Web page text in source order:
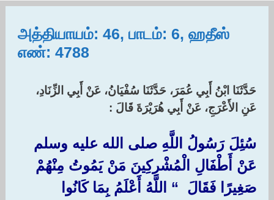
அத்தியாயம்: 46, பாடம்: 6, ஹதீஸ்
எண்: 4788
حَدَّثَنَا ابْنُ أَبِي عُمَرَ، حَدَّثَنَا سُفْيَانُ، عَنْ أَبِي الزِّنَادِ،
عَنِ الأَعْرَجِ، عَنْ أَبِي هُرَيْرَةَ قَالَ :‏
سُئِلَ رَسُولُ اللَّهِ صلى الله عليه وسلم
عَنْ أَطْفَالِ الْمُشْرِكِينَ مَنْ يَمُوتُ مِنْهُمْ
صَغِيرًا فَقَالَ ‏ “‏ اللَّهُ أَعْلَمُ بِمَا كَانُوا